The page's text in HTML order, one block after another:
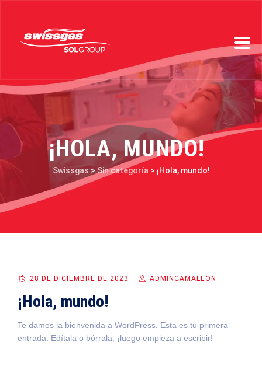
¡HOLA, MUNDO!
Swissgas > Sin categoría > ¡Hola, mundo!
28 DE DICIEMBRE DE 2023 ADMINCAMALEON
¡Hola, mundo!
Te damos la bienvenida a WordPress. Esta es tu primera
entrada. Edítala o bórrala, ¡luego empieza a escribir!